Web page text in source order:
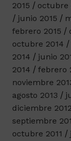
2015
octubre
junio 2015
febrero 2015
octubre 2014
2014
junio
2014
febrero
noviembre
agosto 2013
diciembre 2012
septiembre
octubre 2011